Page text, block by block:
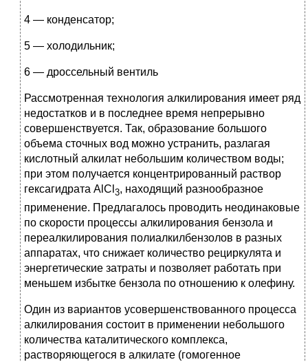
4 — конденсатор;
5 — холодильник;
6 — дроссельный вентиль
Рассмотренная технология алкилирования имеет ряд
недостатков и в последнее время непрерывно
совершенствуется. Так, образование большого
объема сточных вод можно устранить, разлагая
кислотный алкилат небольшим количеством воды;
при этом получается концентрированный раствор
гексагидрата AlCl 3, находящий разнообразное
применение. Предлагалось проводить неодинаковые
по скорости процессы алкилирования бензола и
переалкилирования полиалкилбензолов в разных
аппаратах, что снижает количество рециркулята и
энергетические затраты и позволяет работать при
меньшем избытке бензола по отношению к олефину.
Один из вариантов усовершенствованного процесса
алкилирования состоит в применении небольшого
количества каталитического комплекса,
растворяющегося в алкилате (гомогенное